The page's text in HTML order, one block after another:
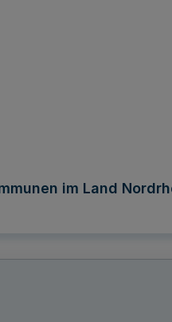
im Land